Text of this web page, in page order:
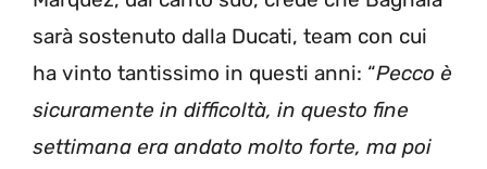
sarà sostenuto dalla Ducati, team con cui
ha vinto tantissimo in questi anni: “Pecco è
sicuramente in difficoltà, in questo fine
settimana era andato molto forte, ma poi